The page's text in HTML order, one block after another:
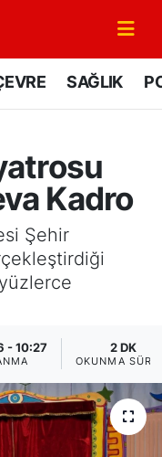
SAĞLIK
Kadro
Şehir
- 10:27 2 DK
OKUNMA
Fikstür